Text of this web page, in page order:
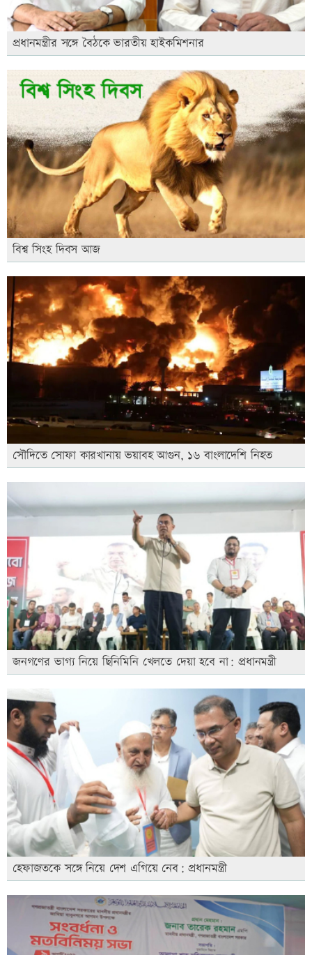
প্রধানমন্ত্রীর সঙ্গে বৈঠকে ভারতীয় হাইকমিশনার
বিশ্ব সিংহ দিবস আজ
সৌদিতে সোফা কারখানায় ভয়াবহ আগুন, ১৬ বাংলাদেশি নিহত
জনগণের ভাগ্য নিয়ে ছিনিমিনি খেলতে দেয়া হবে না: প্রধানমন্ত্রী
হেফাজতকে সঙ্গে নিয়ে দেশ এগিয়ে নেব: প্রধানমন্ত্রী